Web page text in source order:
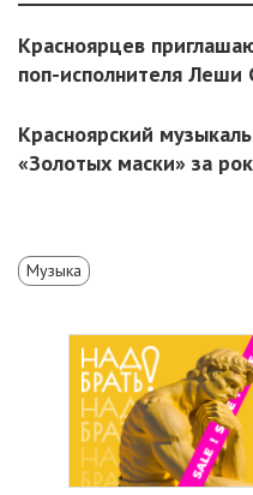
Красноярцев
поп-исполнителя Леши
Красноярский
«Золотых маски» за
Музыка